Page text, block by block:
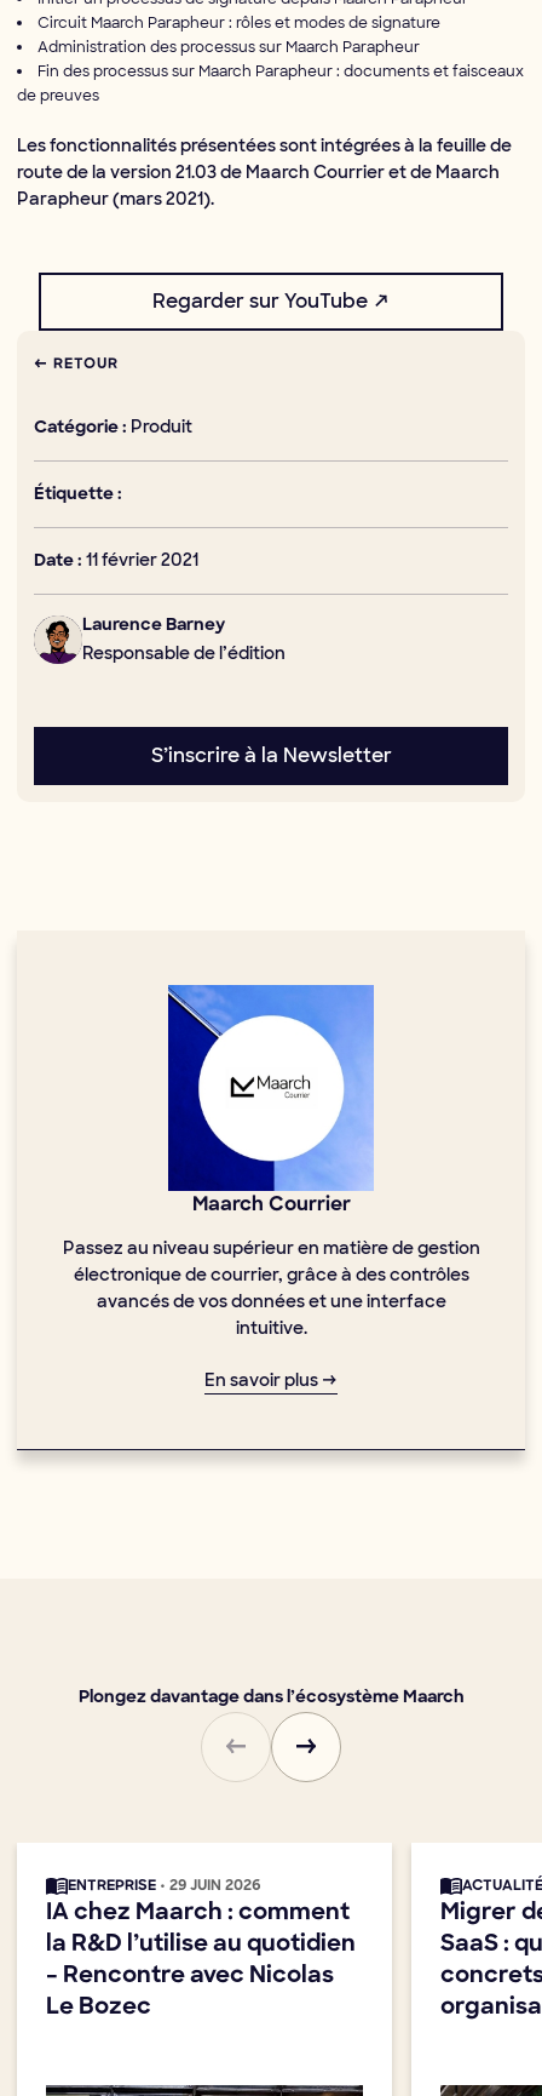
← RETOUR
Catégorie : Produit
Étiquette :
Date : 11 février 2021
Laurence Barney
Responsable de l’édition
S’inscrire à la Newsletter
Circuit Maarch Parapheur : rôles et modes de signature
Administration des processus sur Maarch Parapheur
Fin des processus sur Maarch Parapheur : documents et faisceaux
de preuves
Les fonctionnalités présentées sont intégrées à la feuille de
route de la version 21.03 de Maarch Courrier et de Maarch
Parapheur (mars 2021).
Regarder sur YouTube ↗
Maarch Courrier
Passez au niveau supérieur en matière de gestion
électronique de courrier, grâce à des contrôles
avancés de vos données et une interface
intuitive.
En savoir plus →
Plongez davantage dans l’écosystème Maarch
ENTREPRISE • 29 JUIN 2026
IA chez Maarch : comment
la R&D l’utilise au quotidien
– Rencontre avec Nicolas
Le Bozec
Migrer
SaaS :